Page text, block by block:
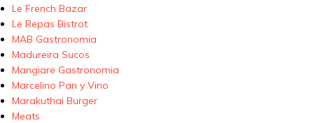
Le French Bazar
Le Repas Bistrot
MAB Gastronomia
Madureira Sucos
Mangiare Gastronomia
Marcelino Pan y Vino
Marakuthai Burger
Meats